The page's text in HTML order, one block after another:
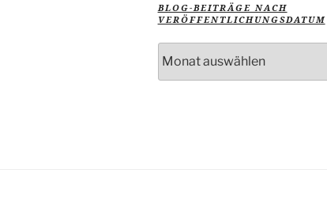
BLOG-BEITRÄGE NACH
VERÖFFENTLICHUNGSDATUM
Beiträge
nach